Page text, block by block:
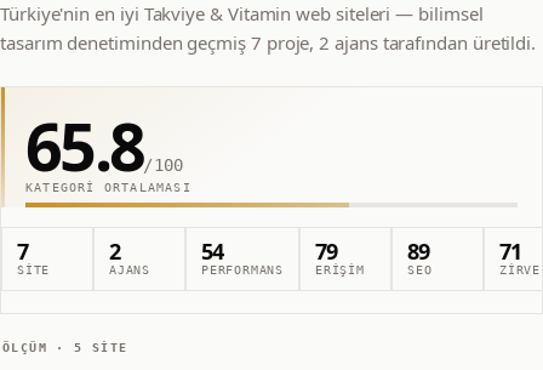
Türkiye'nin en iyi Takviye & Vitamin web siteleri — bilimsel
tasarım denetiminden geçmiş 7 proje, 2 ajans tarafından üretildi.
65.8/100
KATEGORI ORTALAMASI
7
SITE
2
AJANS
54
PERFORMANS
79
ERIŞIM
89
SEO
71
ZIRVE
ÖLÇÜM · 5 SITE